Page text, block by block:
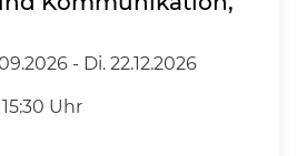
- Di. 22.12.2026
Uhr